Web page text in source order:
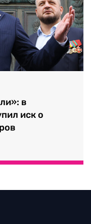
в
иск о